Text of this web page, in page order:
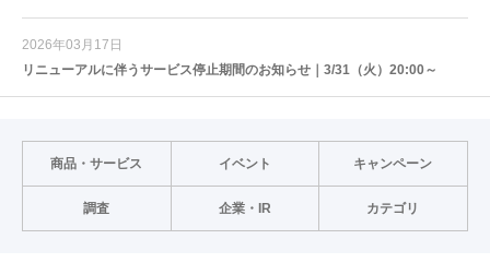
2026年03月17日
リニューアルに伴うサービス停止期間のお知らせ｜3/31（火）20:00～
商品・サービス イベント キャンペーン
調査 企業・IR カテゴリ